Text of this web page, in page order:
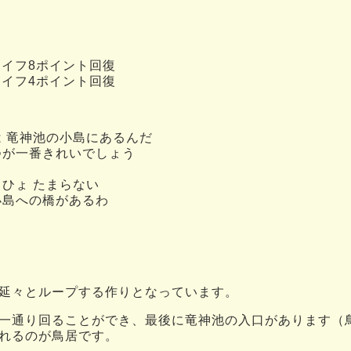
フ8ポイント回復
フ4ポイント回復
竜神池の小島にあるんだ
一番きれいでしょう
ょ たまらない
への橋があるわ
々とループする作りとなっています。
通り回ることができ、最後に竜神池の入口があります（
るのが鳥居です。